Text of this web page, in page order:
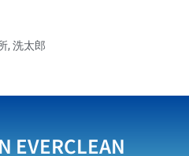
, 洗太郎
EVERCLEAN